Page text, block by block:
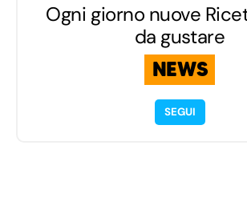
Ogni giorno nuove
da gustare
NEWS
SEGUI